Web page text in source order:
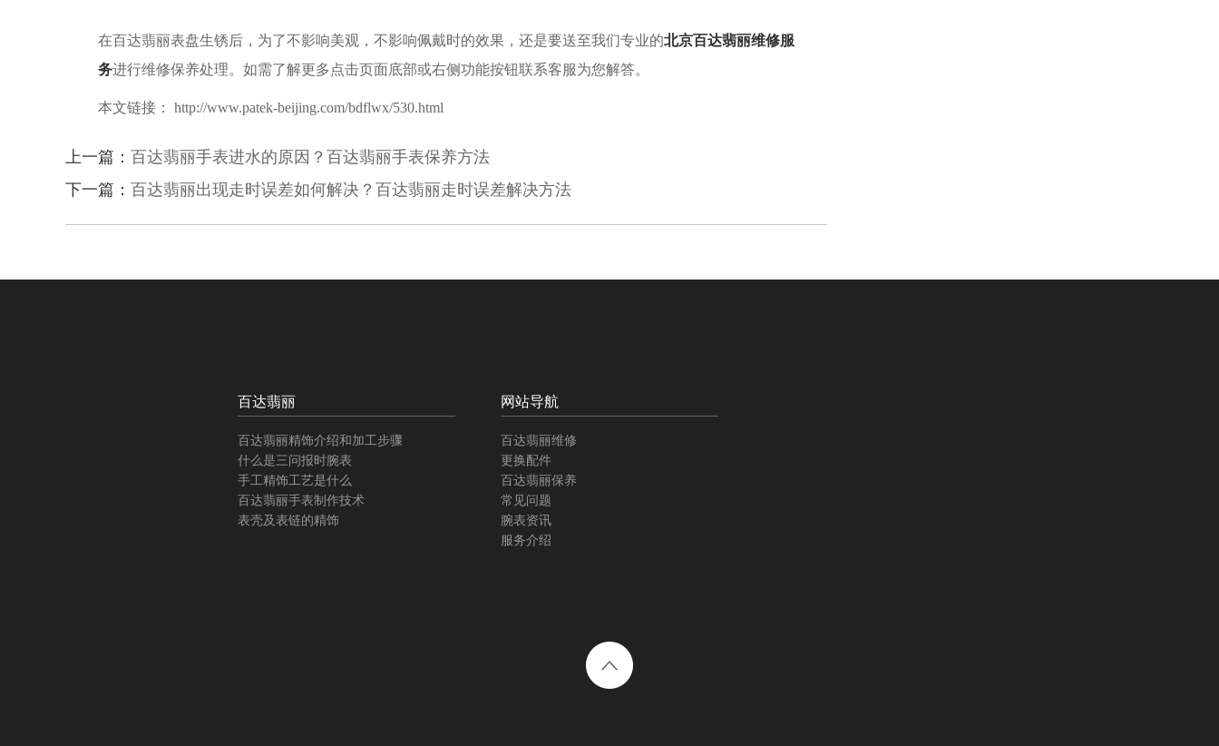
在百达翡丽表盘生锈后，为了不影响美观，不影响佩戴时的效果，还是要送至我们专业的北京百达翡丽维修服
务进行维修保养处理。如需了解更多点击页面底部或右侧功能按钮联系客服为您解答。
本文链接： http://www.patek-beijing.com/bdflwx/530.html
上一篇： 百达翡丽手表进水的原因？百达翡丽手表保养方法
下一篇： 百达翡丽出现走时误差如何解决？百达翡丽走时误差解决方法
百达翡丽
百达翡丽精饰介绍和加工步骤
什么是三问报时腕表
手工精饰工艺是什么
百达翡丽手表制作技术
表壳及表链的精饰
网站导航
百达翡丽维修
更换配件
百达翡丽保养
常见问题
腕表资讯
服务介绍